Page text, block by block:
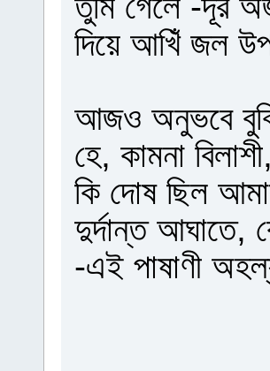
দিয়ে আখিঁ জল
আজও অনুভবে
হে, কামনা
কি দোষ ছিল
দুর্দান্ত আঘাতে,
-এই পাষাণী